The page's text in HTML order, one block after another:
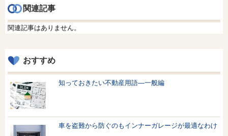
関連記事
関連記事はありません。
おすすめ
知っておきたい不動産用語—一般編
車を盗難から防ぐのもインナーガレージが最適なわけ